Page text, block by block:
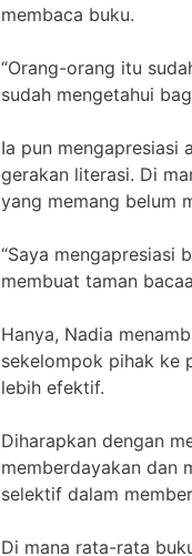
membaca buku.
“Orang-orang itu
sudah mengetahui
Ia pun mengapresiasi
gerakan literasi. Di
yang memang belum
“Saya mengapresiasi
membuat taman
Hanya, Nadia
sekelompok pihak ke
lebih efektif.
Diharapkan dengan
memberdayakan dan
selektif dalam
Di mana rata-rata